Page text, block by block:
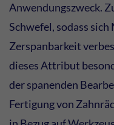
Anwendungszweck.
Schwefel, sodass
Zerspanbarkeit
dieses Attribut
der spanenden
Fertigung von